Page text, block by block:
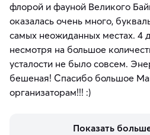
флорой и фауной Великого
оказалась очень много,
самых неожиданных местах. 4
несмотря на большое
усталости не было совсем.
бешеная! Спасибо большое
организаторам!!! :)
Показать